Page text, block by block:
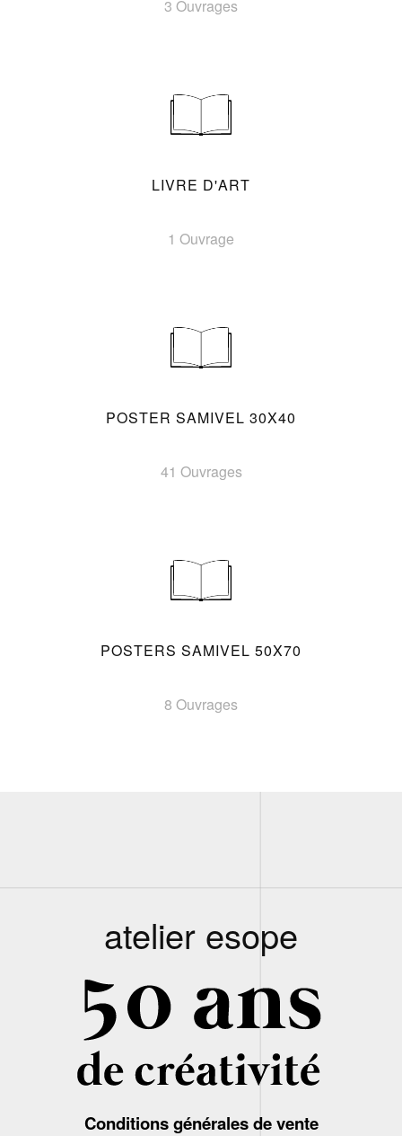
3 Ouvrages
LIVRE D'ART
1 Ouvrage
POSTER SAMIVEL 30X40
41 Ouvrages
POSTERS SAMIVEL 50X70
8 Ouvrages
atelier esope
Conditions générales de vente